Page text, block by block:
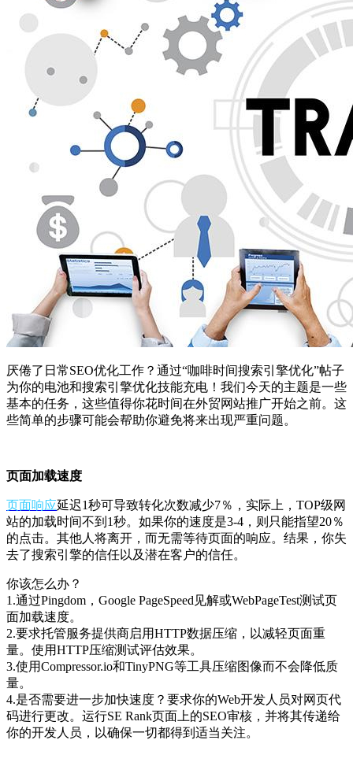
厌倦了日常SEO优化工作？通过“咖啡时间搜索引擎优化”帖子
为你的电池和搜索引擎优化技能充电！我们今天的主题是一些
基本的任务，这些值得你花时间在外贸网站推广开始之前。这
些简单的步骤可能会帮助你避免将来出现严重问题。
页面加载速度
页面响应延迟1秒可导致转化次数减少7％，实际上，TOP级网
站的加载时间不到1秒。如果你的速度是3-4，则只能指望20％
的点击。其他人将离开，而无需等待页面的响应。结果，你失
去了搜索引擎的信任以及潜在客户的信任。
你该怎么办？
1.通过Pingdom，Google PageSpeed见解或WebPageTest测试页
面加载速度。
2.要求托管服务提供商启用HTTP数据压缩，以减轻页面重
量。使用HTTP压缩测试评估效果。
3.使用Compressor.io和TinyPNG等工具压缩图像而不会降低质
量。
4.是否需要进一步加快速度？要求你的Web开发人员对网页代
码进行更改。运行SE Rank页面上的SEO审核，并将其传递给
你的开发人员，以确保一切都得到适当关注。